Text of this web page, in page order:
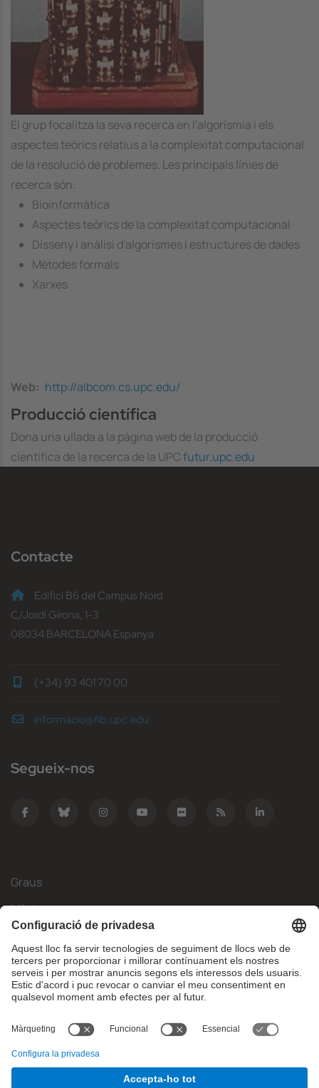
El grup focalitza la seva recerca en l'algorísmia i els
aspectes teòrics relatius a la complexitat computacional
de la resolució de problemes. Les principals línies de
recerca són:
Bioinformàtica
Aspectes teòrics de la complexitat computacional
Disseny i anàlisi d'algorismes i estructures de dades
Mètodes formals
Xarxes
Web http://albcom.cs.upc.edu/
Producció científica
Dona una ullada a la pàgina web de la producció
científica de la recerca de la UPCfutur.upc.edu
Contacte
Edifici B6 del Campus Nord
C/Jordi Girona, 1-3
08034 BARCELONA Espanya
(+34) 93 401 70 00
informacio@fib.upc.edu
Segueix-nos
Graus
Màsters
Mobilitat Internacional
Recerca
Empresa
Què necessites?